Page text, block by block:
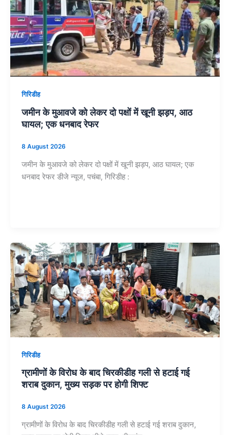
गिरिडीह
जमीन के मुआवजे को लेकर दो पक्षों में खूनी झड़प, आठ
घायल; एक धनबाद रेफर
8 August 2026
जमीन के मुआवजे को लेकर दो पक्षों में खूनी झड़प, आठ घायल; एक
धनबाद रेफर डीजे न्यूज, पचंबा, गिरिडीह :
गिरिडीह
ग्रामीणों के विरोध के बाद चिरकीडीह गली से हटाई गई
शराब दुकान, मुख्य सड़क पर होगी शिफ्ट
8 August 2026
ग्रामीणों के विरोध के बाद चिरकीडीह गली से हटाई गई शराब दुकान,